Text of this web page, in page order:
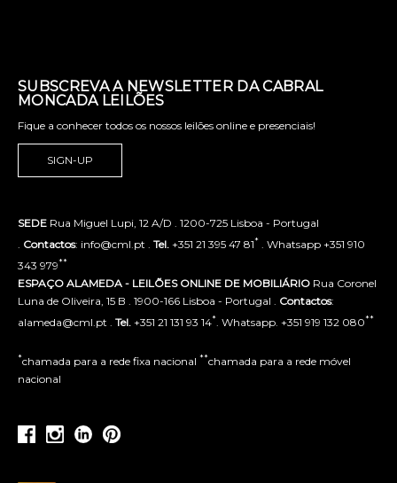
SUBSCREVA A NEWSLETTER DA CABRAL
MONCADA LEILÕES
Fique a conhecer todos os nossos leilões online e presenciais!
SIGN-UP
SEDE Rua Miguel Lupi, 12 A/D . 1200-725 Lisboa - Portugal
Contactos: info@cml.pt . Tel. +351 21 395 47 81* . Whatsapp +351 910
343 979**
ESPAÇO ALAMEDA - LEILÕES ONLINE DE MOBILIÁRIO Rua Coronel
Luna de Oliveira, 15 B . 1900-166 Lisboa - Portugal . Contactos:
alameda@cml.pt . Tel. +351 21 131 93 14* . Whatsapp. +351 919 132 080**
*chamada para a rede fixa nacional **chamada para a rede móvel
nacional